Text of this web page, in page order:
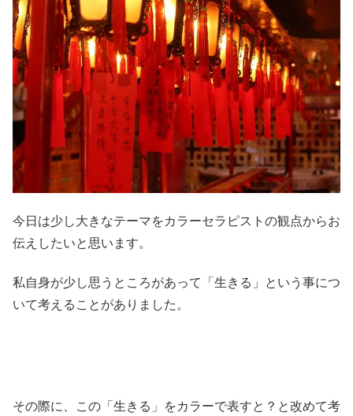
今日は少し大きなテーマをカラーセラピストの観点からお
伝えしたいと思います。
私自身が少し思うところがあって「生きる」という事につ
いて考えることがありました。
その際に、この「生きる」をカラーで表すと？と改めて考